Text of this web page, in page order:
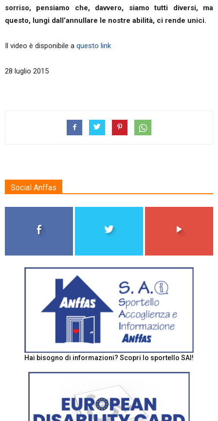
sorriso, pensiamo che, davvero, siamo tutti diversi, ma
questo, lungi dall’annullare le nostre abilità, ci rende unici.
Il video è disponibile a questo link
28 luglio 2015
Social Anffas
Hai bisogno di informazioni? Scopri lo sportello SAI!